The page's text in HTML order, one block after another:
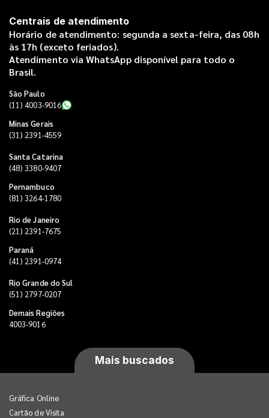
Centrais de atendimento
Horário de atendimento: segunda a sexta-feira, das 08h
às 17h (exceto feriados).
Atendimento via WhatsApp disponível para todo o
Brasil.
São Paulo
(11) 4003-9016
Minas Gerais
(31) 2391-4559
Santa Catarina
(48) 3380-9407
Pernambuco
(81) 3264-1780
Rio de Janeiro
(21) 2391-7675
Paraná
(41) 2391-0974
Rio Grande do Sul
(51) 2797-0207
Demais Regiões
4003-9016
Mais buscados
Gráfica Online
Cartão de Visita